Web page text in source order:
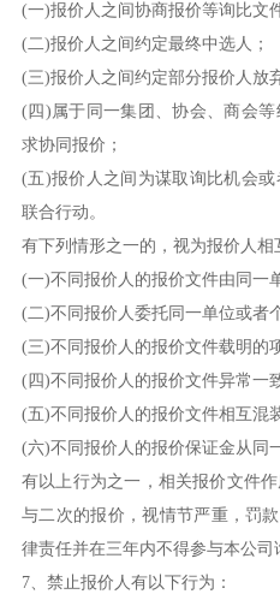
(一)报价人之间协商报价等询比文
(二)报价人之间约定最终中选人；
(三)报价人之间约定部分报价人放
(四)属于同一集团、协会、商会
求协同报价；
(五)报价人之间为谋取询比机会
联合行动。
有下列情形之一的，视为报价人相
(一)不同报价人的报价文件由同一
(二)不同报价人委托同一单位或者
(三)不同报价人的报价文件载明的
(四)不同报价人的报价文件异常一
(五)不同报价人的报价文件相互混
(六)不同报价人的报价保证金从同
有以上行为之一，相关报价文件
与二次的报价，视情节严重，罚
律责任并在三年内不得参与本公司
7、禁止报价人有以下行为：